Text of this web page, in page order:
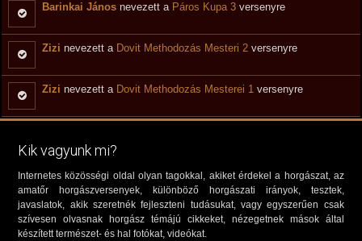
Barinkai János nevezett a Páros Kupa 3 versenyre
Zizi nevezett a Dovit Methodozás Mesteri 2 versenyre
Zizi nevezett a Dovit Methodozás Mesterei 1 versenyre
Kik vagyunk mi?
Internetes közösségi oldal olyan tagokkal, akiket érdekel a horgászat, az
amatőr horgászversenyek, különböző horgászati irányok, tesztek,
javaslatok, akik szeretnék fejleszteni tudásukat, vagy egyszerűen csak
szívesen olvasnak horgász témájú cikkeket, nézegetnek mások által
készített természet- és hal fotókat, videókat.